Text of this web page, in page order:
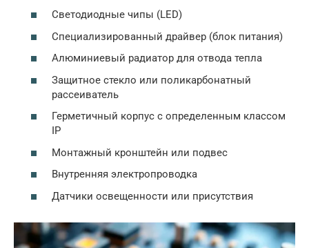
Светодиодные чипы (LED)
Специализированный драйвер (блок питания)
Алюминиевый радиатор для отвода тепла
Защитное стекло или поликарбонатный
рассеиватель
Герметичный корпус с определенным классом
IP
Монтажный кронштейн или подвес
Внутренняя электропроводка
Датчики освещенности или присутствия